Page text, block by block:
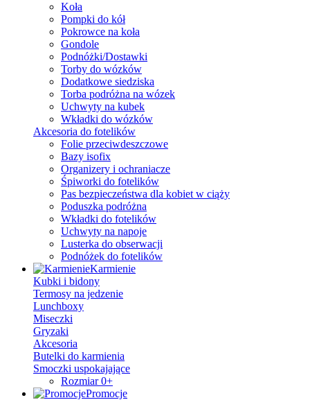
Koła
Pompki do kół
Pokrowce na koła
Gondole
Podnóżki/Dostawki
Torby do wózków
Dodatkowe siedziska
Torba podróżna na wózek
Uchwyty na kubek
Wkładki do wózków
Akcesoria do fotelików
Folie przeciwdeszczowe
Bazy isofix
Organizery i ochraniacze
Śpiworki do fotelików
Pas bezpieczeństwa dla kobiet w ciąży
Poduszka podróżna
Wkładki do fotelików
Uchwyty na napoje
Lusterka do obserwacji
Podnóżek do fotelików
Karmienie
Kubki i bidony
Termosy na jedzenie
Lunchboxy
Miseczki
Gryzaki
Akcesoria
Butelki do karmienia
Smoczki uspokajające
Rozmiar 0+
Promocje